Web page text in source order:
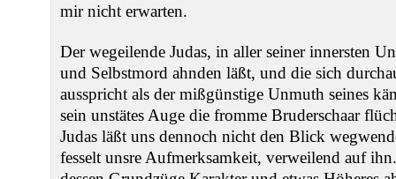
mir nicht erwarten.
Der wegeilende Judas, in aller seiner innersten
und Selbstmord ahnden läßt, und die sich
ausspricht als der mißgünstige Unmuth seines
sein unstätes Auge die fromme Bruderschaar
Judas läßt uns dennoch nicht den Blick
fesselt unsre Aufmerksamkeit, verweilend auf